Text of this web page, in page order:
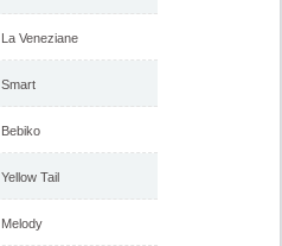
La Veneziane
Smart
Bebiko
Yellow Tail
Melody